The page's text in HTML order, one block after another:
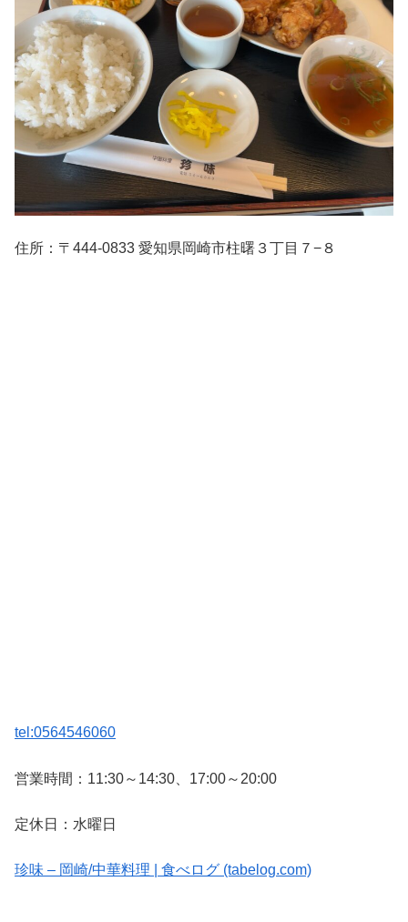
住所：〒444-0833 愛知県岡崎市柱曙３丁目７−８
tel:0564546060
営業時間：11:30～14:30、17:00～20:00
定休日：水曜日
珍味 – 岡崎/中華料理 | 食べログ (tabelog.com)